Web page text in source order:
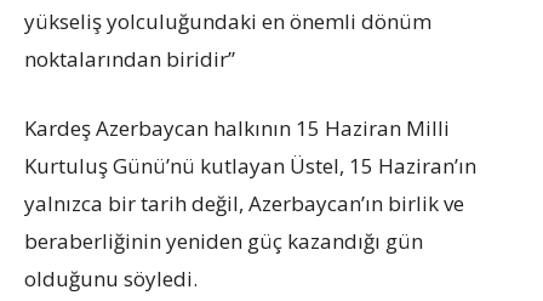
yükseliş yolculuğundaki en önemli dönüm
noktalarından biridir”
Kardeş Azerbaycan halkının 15 Haziran Milli
Kurtuluş Günü’nü kutlayan Üstel, 15 Haziran’ın
yalnızca bir tarih değil, Azerbaycan’ın birlik ve
beraberliğinin yeniden güç kazandığı gün
olduğunu söyledi.